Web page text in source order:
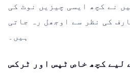
نے کچھ ایسی چیزیں نوٹ کی
کی نظر سے اوجھل رہ جاتی
ہیں۔